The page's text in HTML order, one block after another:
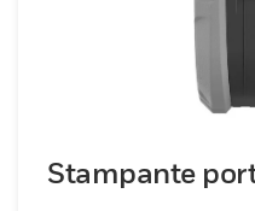
Stampante